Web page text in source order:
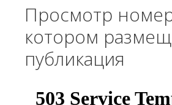
Просмотр
котором
публикация